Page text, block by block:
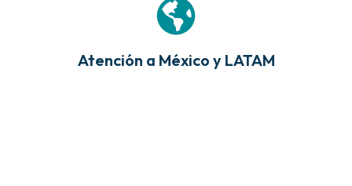
Atención a México y LATAM